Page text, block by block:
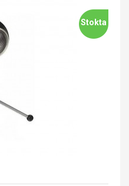
Stokta